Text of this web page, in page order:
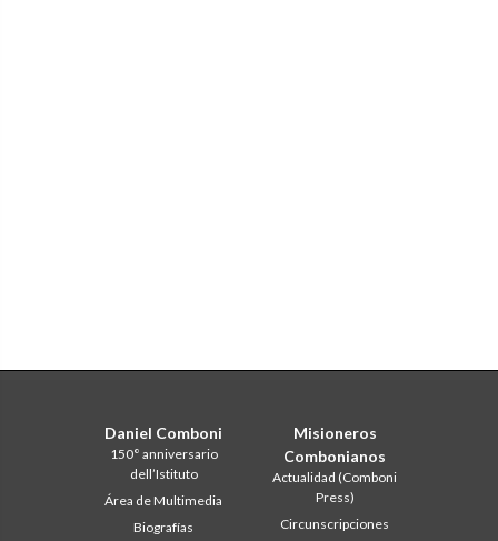
Daniel Comboni
150° anniversario
dell’Istituto
Área de Multimedia
Biografías
Misioneros
Combonianos
Actualidad (Comboni
Press)
Circunscripciones